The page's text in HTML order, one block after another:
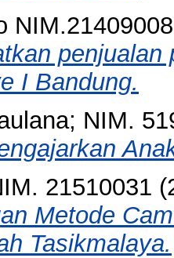
NIM.21409008
I Bandung.
NIM.
21510031
Metode
Tasikmalaya.